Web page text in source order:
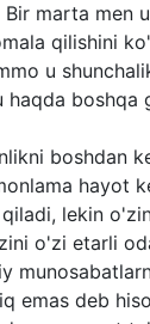
marta men
qilishini
u
haqda boshqa
boshdan
hayot
lekin
o'zi etarli
emas deb